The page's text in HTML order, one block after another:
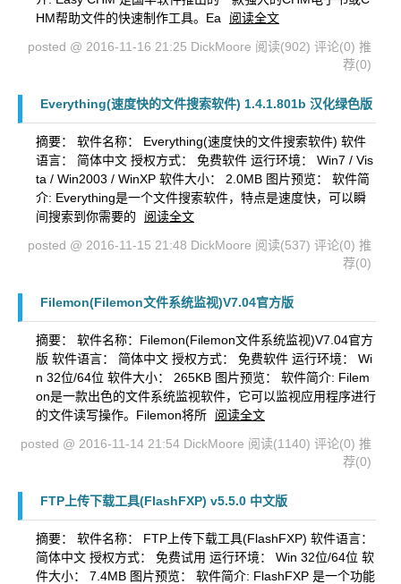
HM帮助文件的快速制作工具。Ea
阅读全文
posted @ 2016-11-16 21:25 DickMoore 阅读(902) 评论(0) 推
荐(0)
Everything(速度快的文件搜索软件) 1.4.1.801b 汉化绿色版
摘要： 软件名称： Everything(速度快的文件搜索软件) 软件
语言： 简体中文 授权方式： 免费软件 运行环境： Win7 / Vis
ta / Win2003 / WinXP 软件大小： 2.0MB 图片预览： 软件简
介: Everything是一个文件搜索软件，特点是速度快，可以瞬
间搜索到你需要的
阅读全文
posted @ 2016-11-15 21:48 DickMoore 阅读(537) 评论(0) 推
荐(0)
Filemon(Filemon文件系统监视)V7.04官方版
摘要： 软件名称：Filemon(Filemon文件系统监视)V7.04官方
版 软件语言： 简体中文 授权方式： 免费软件 运行环境： Wi
n 32位/64位 软件大小： 265KB 图片预览： 软件简介: Filem
on是一款出色的文件系统监视软件，它可以监视应用程序进行
的文件读写操作。Filemon将所
阅读全文
posted @ 2016-11-14 21:54 DickMoore 阅读(1140) 评论(0) 推
荐(0)
FTP上传下载工具(FlashFXP) v5.5.0 中文版
摘要： 软件名称： FTP上传下载工具(FlashFXP) 软件语言：
简体中文 授权方式： 免费试用 运行环境： Win 32位/64位 软
件大小： 7.4MB 图片预览： 软件简介: FlashFXP 是一个功能